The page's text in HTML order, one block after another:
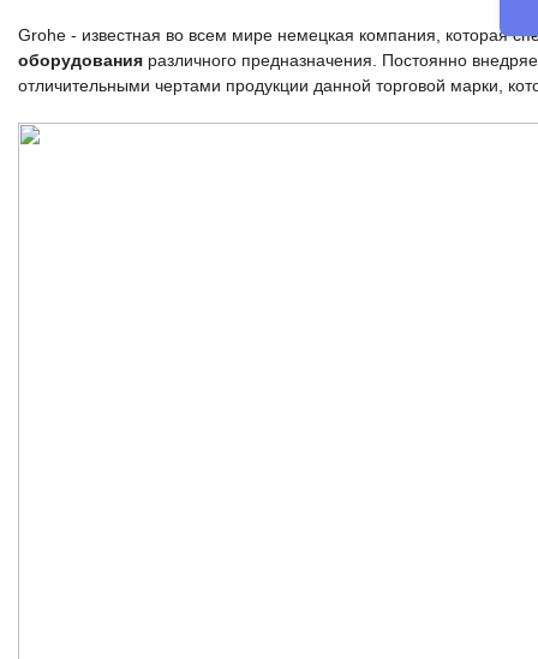
Grohe - известная во всем мире немецкая компания, которая
оборудования различного предназначения. Постоянно
отличительными чертами продукции данной торговой марки,